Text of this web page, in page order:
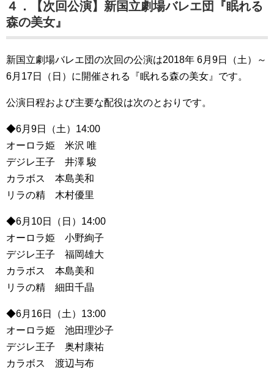
４．【次回公演】新国立劇場バレエ団『眠れる
森の美女』
新国立劇場バレエ団の次回の公演は2018年 6月9日（土）～
6月17日（日）に開催される『眠れる森の美女』です。
公演日程および主要な配役は次のとおりです。
◆6月9日（土）14:00
オーロラ姫 米沢 唯
デジレ王子 井澤 駿
カラボス 本島美和
リラの精 木村優里
◆6月10日（日）14:00
オーロラ姫 小野絢子
デジレ王子 福岡雄大
カラボス 本島美和
リラの精 細田千晶
◆6月16日（土）13:00
オーロラ姫 池田理沙子
デジレ王子 奥村康祐
カラボス 渡辺与布